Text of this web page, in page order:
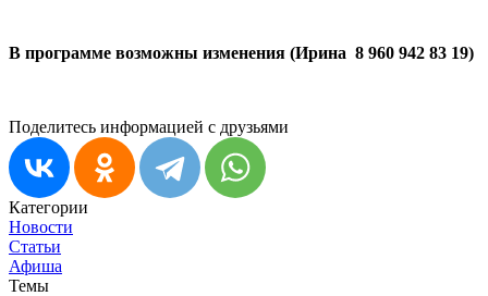
В программе возможны изменения (Ирина 8 960 942 83 19)
Поделитесь информацией с друзьями
Категории
Новости
Статьи
Афиша
Темы